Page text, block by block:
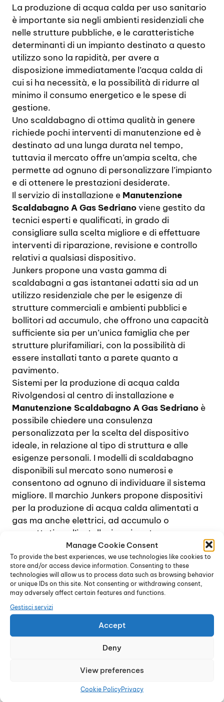
Manage Cookie Consent
To provide the best experiences, we use technologies like cookies to
store and/or access device information. Consenting to these
technologies will allow us to process data such as browsing behavior
or unique IDs on this site. Not consenting or withdrawing consent,
may adversely affect certain features and functions.
Gestisci servizi
Accept
Deny
View preferences
Cookie PolicyPrivacy
La produzione di acqua calda per uso sanitario
è importante sia negli ambienti residenziali che
nelle strutture pubbliche, e le caratteristiche
determinanti di un impianto destinato a questo
utilizzo sono la rapidità, per avere a
disposizione immediatamente l’acqua calda di
cui si ha necessità, e la possibilità di ridurre al
minimo il consumo energetico e le spese di
gestione.
Uno scaldabagno di ottima qualità in genere
richiede pochi interventi di manutenzione ed è
destinato ad una lunga durata nel tempo,
tuttavia il mercato offre un’ampia scelta, che
permette ad ognuno di personalizzare l’impianto
e di ottenere le prestazioni desiderate.
Il servizio di installazione e Manutenzione
Scaldabagno A Gas Sedrianoviene gestito da
tecnici esperti e qualificati, in grado di
consigliare sulla scelta migliore e di effettuare
interventi di riparazione, revisione e controllo
relativi a qualsiasi dispositivo.
Junkers propone una vasta gamma di
scaldabagni a gas istantanei adatti sia ad un
utilizzo residenziale che per le esigenze di
strutture commerciali e ambienti pubblici e
bollitori ad accumulo, che offrono una capacità
sufficiente sia per un’unica famiglia che per
strutture plurifamiliari, con la possibilità di
essere installati tanto a parete quanto a
pavimento.
Sistemi per la produzione di acqua calda
Rivolgendosi al centro di installazione e
Manutenzione Scaldabagno A Gas Sedriano è
possibile chiedere una consulenza
personalizzata per la scelta del dispositivo
ideale, in relazione al tipo di struttura e alle
esigenze personali. I modelli di scaldabagno
disponibili sul mercato sono numerosi e
consentono ad ognuno di individuare il sistema
migliore. Il marchio Junkers propone dispositivi
per la produzione di acqua calda alimentati a
gas ma anche elettrici, ad accumulo o
progettati per l’installazione in esterno.
Il vantaggio di uno scaldabagno a gas è dovuto
soprattutto al costo di gestione inferiore, anche
se l’installazione in genere è più costosa, in
quanto richiede tutte le precauzioni necessarie
per un dispositivo dotato di bruciatore. La
decisione di installare uno scaldabagno a gas o
elettrico è relativa alle necessità e all’uso che si
intende fare del dispositivo.
Nel caso di una famiglia che consuma
giorno, la soluzione migliore è quella di uno
l’esigenza di disporre di acqua calda è minima,